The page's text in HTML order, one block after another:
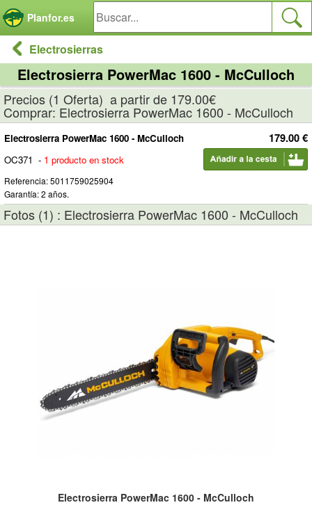
Planfor.es
Electrosierras
Electrosierra PowerMac 1600 - McCulloch
Precios (1 Oferta) a partir de 179.00€
Comprar: Electrosierra PowerMac 1600 - McCulloch
179.00 €
Electrosierra PowerMac 1600 - McCulloch
OC371 - 1 producto en stock
Referencia: 5011759025904
Garantía: 2 años.
Fotos (1) : Electrosierra PowerMac 1600 - McCulloch
Electrosierra PowerMac 1600 - McCulloch
Panel de gestión de cookies